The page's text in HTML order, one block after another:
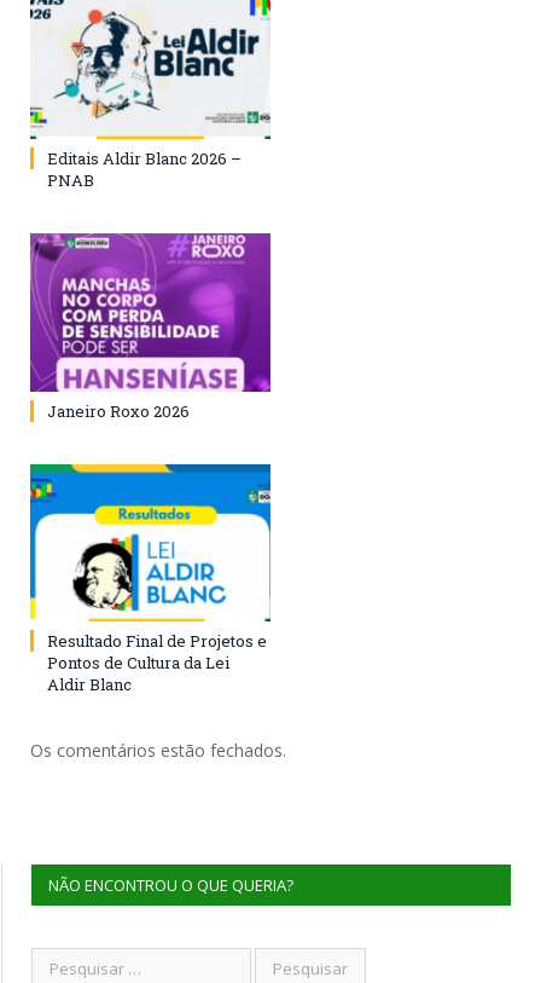
Editais Aldir Blanc 2026 –
PNAB
Janeiro Roxo 2026
Resultado Final de Projetos e
Pontos de Cultura da Lei
Aldir Blanc
Os comentários estão fechados.
NÃO ENCONTROU O QUE QUERIA?